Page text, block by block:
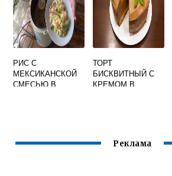
РИС С
МЕКСИКАНСКОЙ
СМЕСЬЮ В
ТОРТ
БИСКВИТНЫЙ С
КРЕМОМ В
Реклама